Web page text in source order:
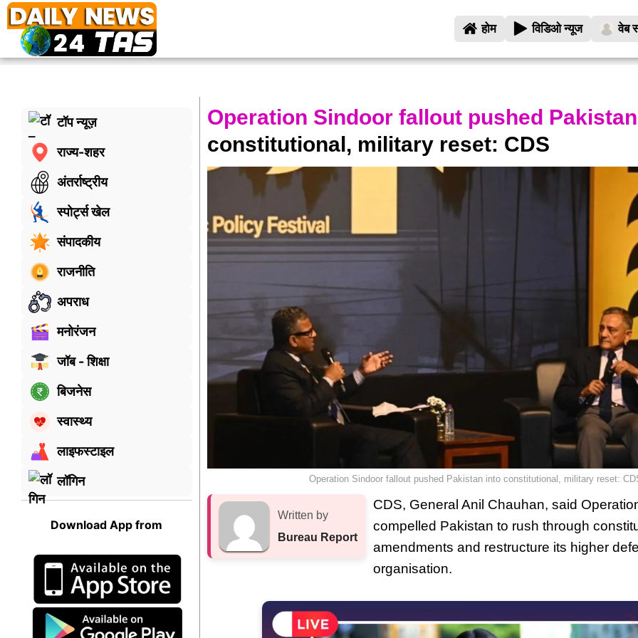
होम विडिओ न्यूज वेब
टॉप न्यूज़
राज्य-शहर
अंतर्राष्ट्रीय
स्पोर्ट्स खेल
संपादकीय
राजनीति
अपराध
मनोरंजन
जॉब - शिक्षा
बिजनेस
स्वास्थ्य
लाइफस्टाइल
लॉगिन
Download App from
Operation Sindoor fallout pushed
constitutional, military reset: CDS
Operation Sindoor fallout pushed Pakistan into constitutional, military reset:
Written by
Bureau Report
CDS, General Anil Chauhan, said
compelled Pakistan to rush through
amendments and restructure its higher
organisation.